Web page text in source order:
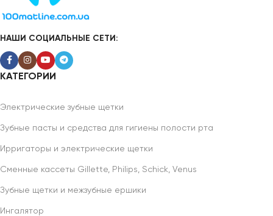
НАШИ СОЦИАЛЬНЫЕ СЕТИ:
КАТЕГОРИИ
Электрические зубные щетки
Зубные пасты и средства для гигиены полости рта
Ирригаторы и электрические щетки
Сменные кассеты Gillette, Philips, Schick, Venus
Зубные щетки и межзубные ершики
Ингалятор